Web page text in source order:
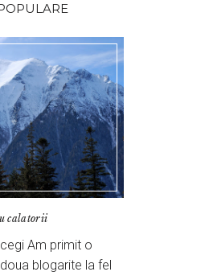
calatorii
Am primit o
blogarite la fel